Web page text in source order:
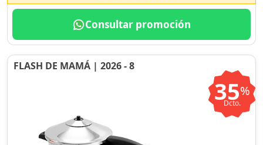
Consultar promoción
FLASH DE MAMÁ | 2026 - 8
35%
Dcto.